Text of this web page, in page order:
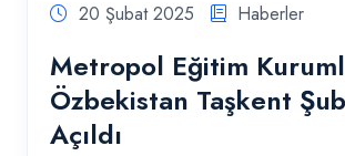
20 Şubat 2025 Haberler
Metropol Eğitim
Özbekistan Taşkent
Açıldı